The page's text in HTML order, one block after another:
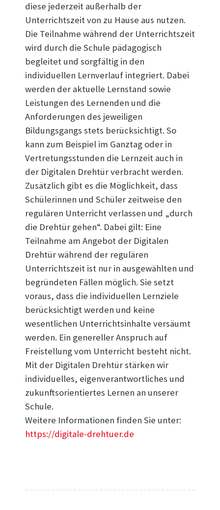
diese jederzeit außerhalb der
Unterrichtszeit von zu Hause aus nutzen.
Die Teilnahme während der Unterrichtszeit
wird durch die Schule pädagogisch
begleitet und sorgfältig in den
individuellen Lernverlauf integriert. Dabei
werden der aktuelle Lernstand sowie
Leistungen des Lernenden und die
Anforderungen des jeweiligen
Bildungsgangs stets berücksichtigt. So
kann zum Beispiel im Ganztag oder in
Vertretungsstunden die Lernzeit auch in
der Digitalen Drehtür verbracht werden.
Zusätzlich gibt es die Möglichkeit, dass
Schülerinnen und Schüler zeitweise den
regulären Unterricht verlassen und „durch
die Drehtür gehen“. Dabei gilt: Eine
Teilnahme am Angebot der Digitalen
Drehtür während der regulären
Unterrichtszeit ist nur in ausgewählten und
begründeten Fällen möglich. Sie setzt
voraus, dass die individuellen Lernziele
berücksichtigt werden und keine
wesentlichen Unterrichtsinhalte versäumt
werden. Ein genereller Anspruch auf
Freistellung vom Unterricht besteht nicht.
Mit der Digitalen Drehtür stärken wir
individuelles, eigenverantwortliches und
zukunftsorientiertes Lernen an unserer
Schule.
Weitere Informationen finden Sie unter:
https://digitale-drehtuer.de